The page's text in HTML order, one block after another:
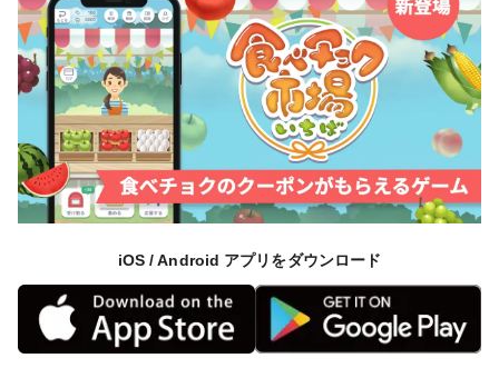
iOS / Android アプリをダウンロード